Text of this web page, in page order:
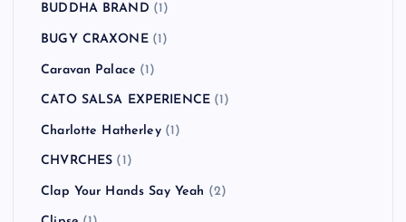
BUDDHA BRAND (1)
BUGY CRAXONE(1)
Caravan Palace (1)
CATO SALSA EXPERIENCE (1)
Charlotte Hatherley(1)
CHVRCHES (1)
Clap Your Hands Say Yeah (2)